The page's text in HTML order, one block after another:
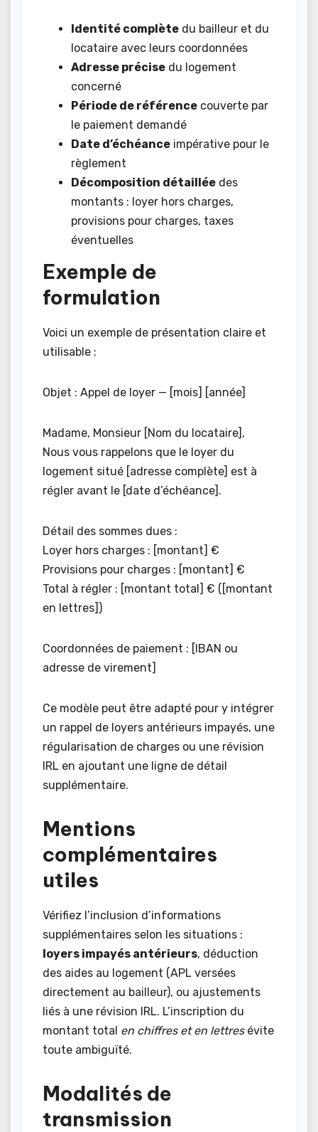
Identité complète du bailleur et du
locataire avec leurs coordonnées
Adresse précise du logement
concerné
Période de référence couverte par
le paiement demandé
Date d’échéance impérative pour le
règlement
Décomposition détaillée des
montants : loyer hors charges,
provisions pour charges, taxes
éventuelles
Exemple de
formulation
Voici un exemple de présentation claire et
utilisable :
Objet : Appel de loyer — [mois] [année]
Madame, Monsieur [Nom du locataire],
Nous vous rappelons que le loyer du
logement situé [adresse complète] est à
régler avant le [date d’échéance].
Détail des sommes dues :
Loyer hors charges : [montant] €
Provisions pour charges : [montant] €
Total à régler : [montant total] € ([montant
en lettres])
Coordonnées de paiement : [IBAN ou
adresse de virement]
Ce modèle peut être adapté pour y intégrer
un rappel de loyers antérieurs impayés, une
régularisation de charges ou une révision
IRL en ajoutant une ligne de détail
supplémentaire.
Mentions
complémentaires
utiles
Vérifiez l’inclusion d’informations
supplémentaires selon les situations :
loyers impayés antérieurs, déduction
des aides au logement (APL versées
directement au bailleur), ou ajustements
liés à une révision IRL. L’inscription du
montant total en chiffres et en lettresévite
toute ambiguïté.
Modalités de
transmission